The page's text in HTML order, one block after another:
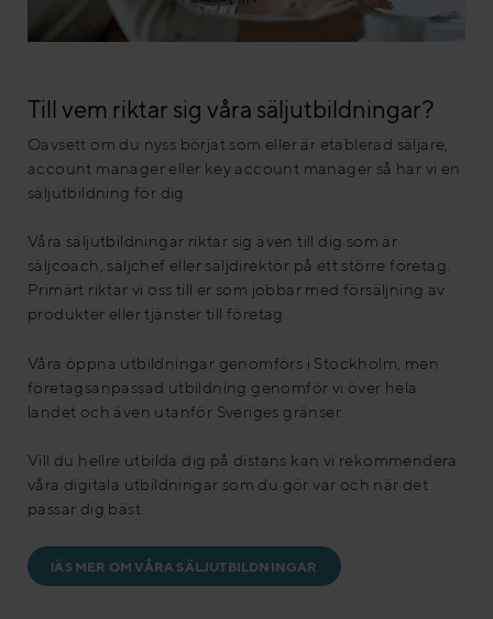
Till vem riktar sig våra säljutbildningar?
Oavsett om du nyss börjat som eller är etablerad säljare,
account manager eller key account manager så har vi en
säljutbildning för dig.
Våra säljutbildningar riktar sig även till dig som är
säljcoach, säljchef eller säljdirektör på ett större företag.
Primärt riktar vi oss till er som jobbar med försäljning av
produkter eller tjänster till företag.
Våra öppna utbildningar genomförs i Stockholm, men
företagsanpassad utbildning genomför vi över hela
landet och även utanför Sveriges gränser.
Vill du hellre utbilda dig på distans kan vi rekommendera
våra digitala utbildningar som du gör var och när det
passar dig bäst.
lÄS MER OM VÅRA SÄLJUTBILDNINGAR